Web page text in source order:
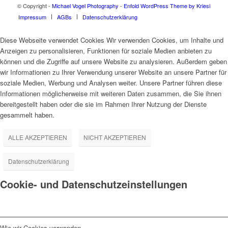
© Copyright - Michael Vogel Photography - Enfold WordPress Theme by Kriesi
Impressum
AGBs Datenschutzerklärung
Diese Webseite verwendet Cookies Wir verwenden Cookies, um Inhalte und
Anzeigen zu personalisieren, Funktionen für soziale Medien anbieten zu
können und die Zugriffe auf unsere Website zu analysieren. Außerdem geben
wir Informationen zu Ihrer Verwendung unserer Website an unsere Partner für
soziale Medien, Werbung und Analysen weiter. Unsere Partner führen diese
Informationen möglicherweise mit weiteren Daten zusammen, die Sie ihnen
bereitgestellt haben oder die sie im Rahmen Ihrer Nutzung der Dienste
gesammelt haben.
ALLE AKZEPTIEREN NICHT AKZEPTIEREN
Datenschutzerklärung
Cookie- und Datenschutzeinstellungen